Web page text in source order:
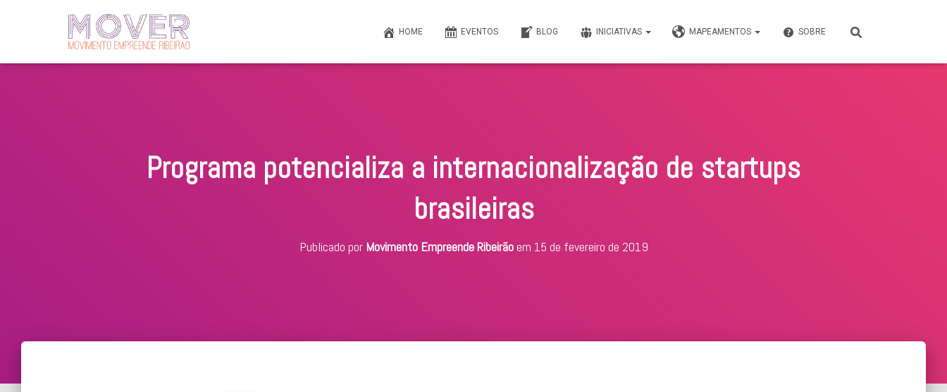
HOME EVENTOS BLOG INICIATIVAS MAPEAMENTOS SOBRE
Programa potencializa a internacionalização de startups
brasileiras
Publicado por Movimento Empreende Ribeirãoem 15 de fevereiro de 2019